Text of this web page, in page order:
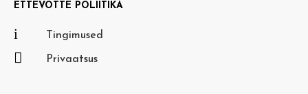
ETTEVÕTTE POLIITIKA
i Tingimused
 Privaatsus